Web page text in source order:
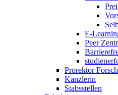
E-
Peer
Prorektor
Kanzlerin
Stabsstellen